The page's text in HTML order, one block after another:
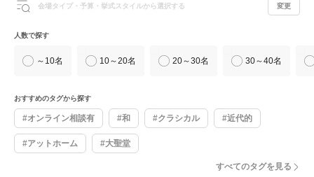
会場タイプ・予算・挙式スタイルから選択する 変更
人数で探す
～10名 10～20名 20～30名 30～40名
おすすめのタグから探す
#オンライン相談有 #和 #クラシカル #近代的
#アットホーム #大聖堂
すべてのタグを見る